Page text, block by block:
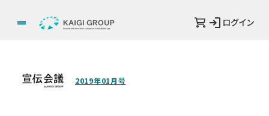
ログイン
2019年01月号